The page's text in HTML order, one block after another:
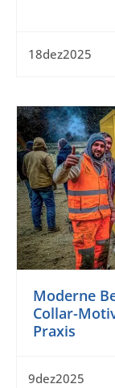
18dez2025
Moderne
Collar-
Praxis
9dez2025